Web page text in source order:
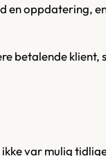
en oppdatering,
betalende
var mulig